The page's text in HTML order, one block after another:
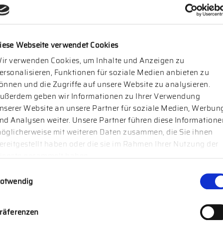
Webseite verwendet Cookies
verwenden Cookies, um Inhalte und Anzeigen zu
Funktionen für soziale Medien anbieten zu
und die Zugriffe auf unsere Website zu analysieren.
geben wir Informationen zu Ihrer Verwendung
Website an unsere Partner für soziale Medien,
Analysen weiter. Unsere Partner führen diese
mit weiteren Daten zusammen, die Sie ihnen
haben oder die sie im Rahmen Ihrer Nutzung der
Mit dem „Headhunter of the Year“-Award kürt der
Premium-Karrierepartner Experteer die besten
Personalberatungen Deutschlands für herausragende
Leistungen in fünf Kategorien: Executive Search, Client
Experience, Candidate Experience, Best Newcomer und
Innovation.
WORKSHOP CANDIDATE EXPERIENCE
Der Bewerbungsprozess als Positiverlebnis für
Kandidaten und als Aushängeschild fürs Unternehmen